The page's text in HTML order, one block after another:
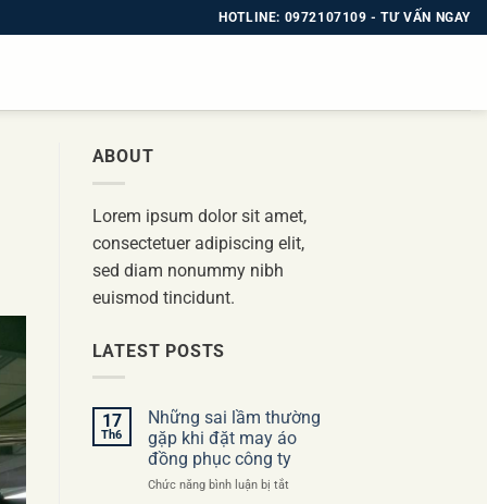
HOTLINE: 0972107109 - TƯ VẤN NGAY
ABOUT
Lorem ipsum dolor sit amet,
consectetuer adipiscing elit,
sed diam nonummy nibh
euismod tincidunt.
LATEST POSTS
17
Th6
Những sai lầm thường
gặp khi đặt may áo
đồng phục công ty
Chức năng bình luận bị tắtở